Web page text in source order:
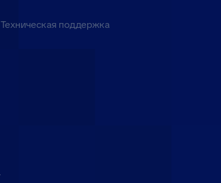
Техническая поддержка